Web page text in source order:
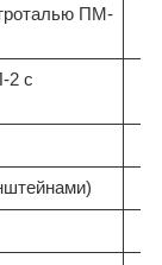
ПМ-
2 с